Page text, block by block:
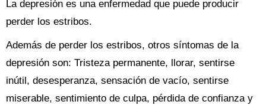
La depresión es una enfermedad que puede producir
perder los estribos.
Además de perder los estribos, otros síntomas de la
depresión son: Tristeza permanente, llorar, sentirse
inútil, desesperanza, sensación de vacío, sentirse
miserable, sentimiento de culpa, pérdida de confianza y